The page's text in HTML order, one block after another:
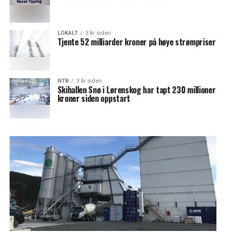
LOKALT 3 år siden
Tjente 52 milliarder kroner på høye strømpriser
NTB 3 år siden
Skihallen Snø i Lørenskog har tapt 230 millioner
kroner siden oppstart